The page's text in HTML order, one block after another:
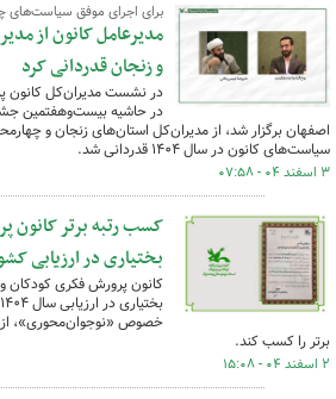
برای اجرای موفق سیاست‌های
مدیرعامل کانون از
و زنجان قدردانی کرد
در نشست مدیران‌کل کانون
در حاشیه بیست‌وهفتمین
اصفهان برگزار شد، از مدیران‌کل استان‌های زنجان و
سیاست‌های کانون در سال ۱۴۰۴ قدردانی شد.
۳ اسفند ۰۴ - ۰۷:۵۸
کسب رتبه برتر کانون
بختیاری در ارزیابی
کانون پرورش فکری کودکان
خصوص «نوجوان‌محوری»، از
برتر را کسب کند.
۲ اسفند ۰۴ - ۱۵:۰۸